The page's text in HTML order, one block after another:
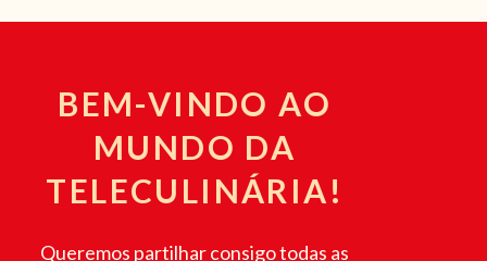
BEM-VINDO AO
MUNDO DA
TELECULINÁRIA!
Queremos partilhar consigo todas as